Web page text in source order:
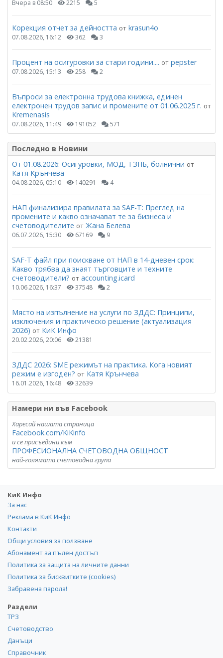
Вчера в 08:50 2215 5
Корекция отчет за дейността от krasun4o
07.08.2026, 16:12 362 3
Процент на осигуровки за стари години.... от pepster
07.08.2026, 15:13 258 2
Въпроси за електронна трудова книжка, единен
електронен трудов запис и промените от 01.06.2025 г. от
Kremenasis
07.08.2026, 11:49 191052 571
Последно в Новини
От 01.08.2026: Осигуровки, МОД, ТЗПБ, болнични от
Катя Крънчева
04.08.2026, 05:10 140291 4
НАП финализира правилата за SAF-T: Преглед на
промените и какво означават те за бизнеса и
счетоводителите от Жана Белева
06.07.2026, 15:30 67169 9
SAF-T файл при поискване от НАП в 14-дневен срок:
Какво трябва да знаят търговците и техните
счетоводители? от accounting.icard
10.06.2026, 16:37 37548 2
Място на изпълнение на услуги по ЗДДС: Принципи,
изключения и практическо решение (актуализация
2026) от КиК Инфо
20.02.2026, 20:06 21381
ЗДДС 2026: SME режимът на практика. Кога новият
режим е изгоден? от Катя Крънчева
16.01.2026, 16:48 32639
Намери ни във Facebook
Харесай нашата страница
Facebook.com/KiKinfo
и се присъедини към
ПРОФЕСИОНАЛНА СЧЕТОВОДНА ОБЩНОСТ
най-голямата счетоводна група
КиК Инфо
За нас
Реклама в КиК Инфо
Контакти
Общи условия за ползване
Абонамент за пълен достъп
Политика за защита на личните данни
Политика за бисквитките (cookies)
Забравена парола!
Раздели
ТРЗ
Счетоводство
Данъци
Справочник